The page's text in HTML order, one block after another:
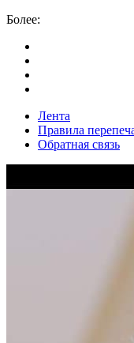
Более:
Лента
Правила
Обратная связь